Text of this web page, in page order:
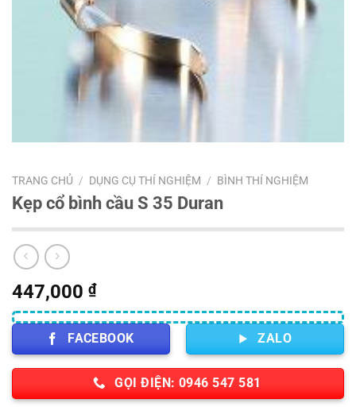
TRANG CHỦ / DỤNG CỤ THÍ NGHIỆM / BÌNH THÍ NGHIỆM
Kẹp cổ bình cầu S 35 Duran
447,000 ₫
FACEBOOK ZALO
GỌI ĐIỆN: 0946 547 581